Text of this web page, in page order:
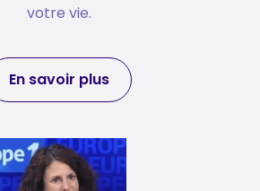
votre vie.
En savoir plus